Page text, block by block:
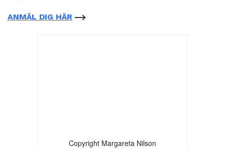
ANMÄL DIG HÄR
Copyright Margareta Nilson